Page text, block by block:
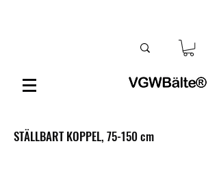
STÄLLBART KOPPEL, 75-150 cm